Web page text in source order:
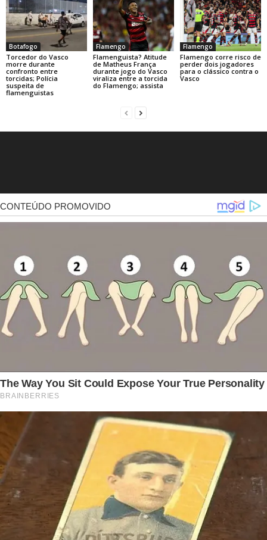
Botafogo
Torcedor do Vasco
morre durante
confronto entre
torcidas; Polícia
suspeita de
flamenguistas
Flamengo
Flamenguista? Atitude
de Matheus França
durante jogo do Vasco
viraliza entre a torcida
do Flamengo; assista
Flamengo
Flamengo corre risco de
perder dois jogadores
para o clássico contra o
Vasco